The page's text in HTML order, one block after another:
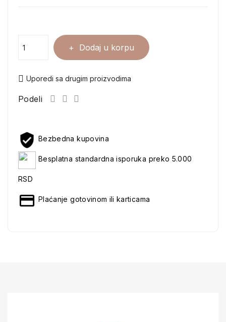
Dodaj u korpu
Uporedi sa drugim proizvodima
Podeli
Bezbedna kupovina
Besplatna standardna isporuka preko 5.000
RSD
Plaćanje gotovinom ili karticama